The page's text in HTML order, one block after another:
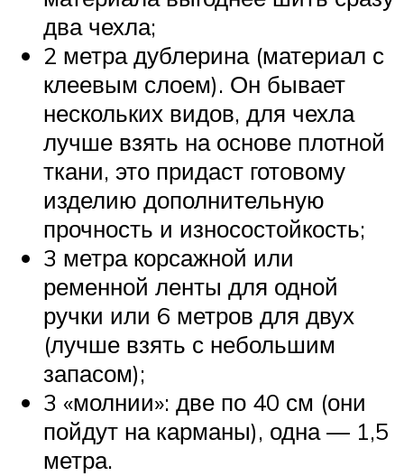
два чехла;
2 метра дублерина (материал с
клеевым слоем). Он бывает
нескольких видов, для чехла
лучше взять на основе плотной
ткани, это придаст готовому
изделию дополнительную
прочность и износостойкость;
3 метра корсажной или
ременной ленты для одной
ручки или 6 метров для двух
(лучше взять с небольшим
запасом);
3 «молнии»: две по 40 см (они
пойдут на карманы), одна — 1,5
метра.